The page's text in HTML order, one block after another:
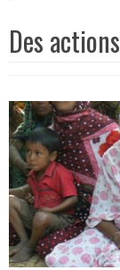
Des